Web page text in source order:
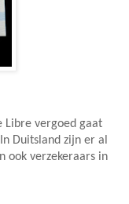
Libre vergoed gaat
Duitsland zijn er al
ook verzekeraars in